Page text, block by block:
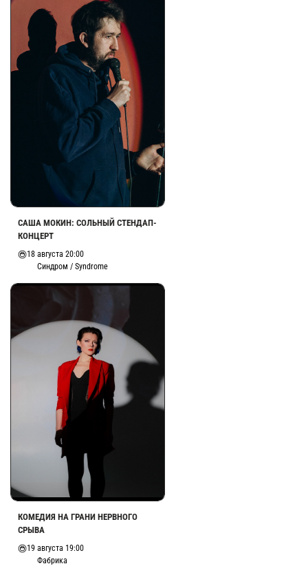
САША МОКИН: СОЛЬНЫЙ СТЕНДАП-
КОНЦЕРТ
18 августа 20:00
Синдром / Syndrome
КОМЕДИЯ НА ГРАНИ НЕРВНОГО
СРЫВА
19 августа 19:00
Фабрика